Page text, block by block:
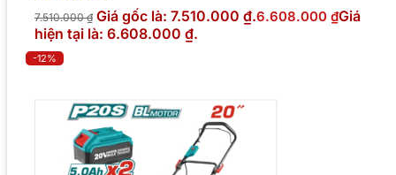
7.510.000₫ Giá gốc là: 7.510.000 ₫.6.608.000 ₫Giá
hiện tại là: 6.608.000 ₫.
-12%